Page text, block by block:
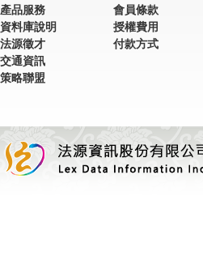
產品服務
資料庫說明
法源徵才
交通資訊
策略聯盟
會員條款
授權費用
付款方式